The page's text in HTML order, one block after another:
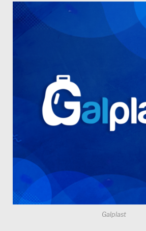
Galplast